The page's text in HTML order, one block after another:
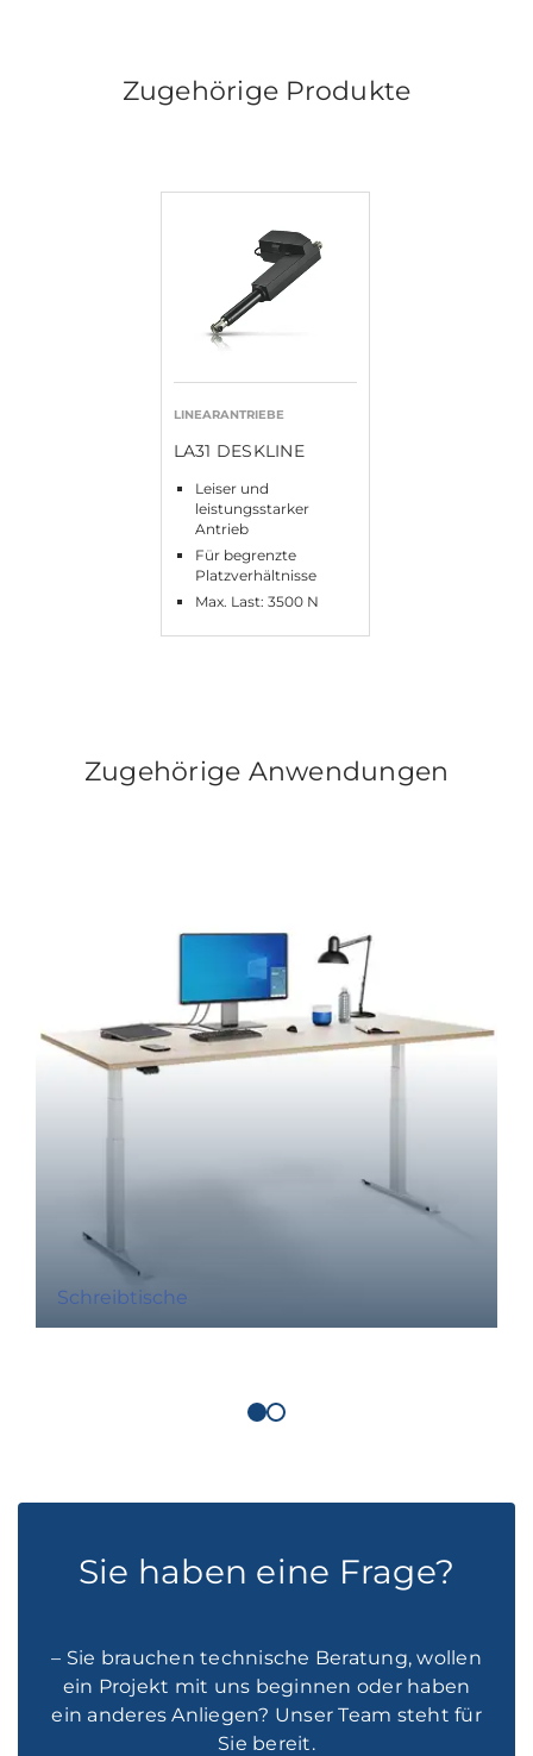
Zugehörige Produkte
LINEARANTRIEBE
LA31 DESKLINE
Leiser und
leistungsstarker
Antrieb
Für begrenzte
Platzverhältnisse
Max. Last: 3500 N
Zugehörige Anwendungen
Schreibtische
Sie haben eine Frage?
– Sie brauchen technische Beratung, wollen
ein Projekt mit uns beginnen oder haben
ein anderes Anliegen? Unser Team steht für
Sie bereit.